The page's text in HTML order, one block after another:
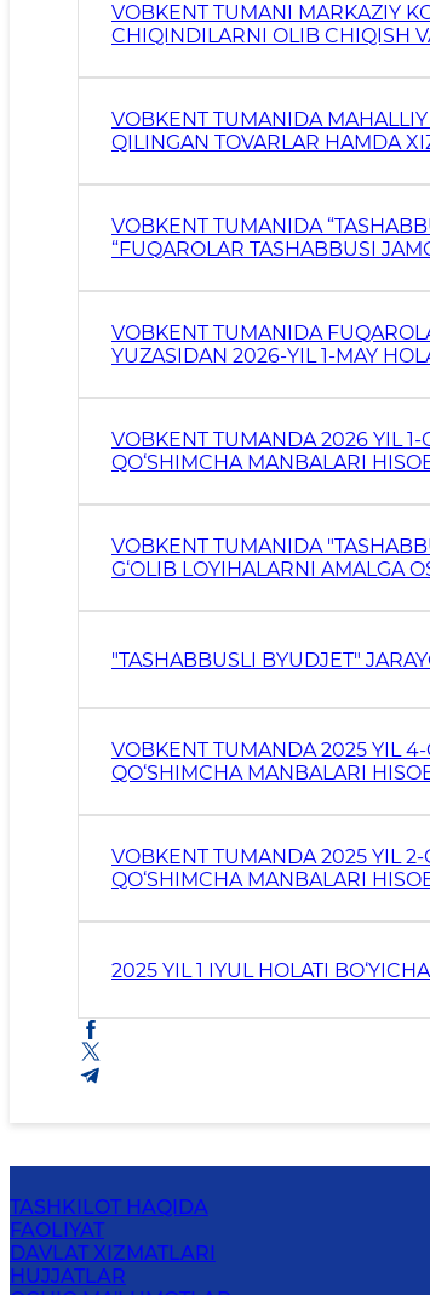
VOBKENT TUMANI MARKAZIY
CHIQINDILARNI OLIB CHIQISH
VOBKENT TUMANIDA
QILINGAN TOVARLAR HAMDA
ISHLARINING MOLIYALA
VOBKENT TUMANIDA
“FUQAROLAR TASHABBUSI
VOBKENT TUMANIDA
YUZASIDAN 2026-YIL 1-MAY
VOBKENT TUMANDA 2026 YIL
QO‘SHIMCHA MANBALARI
SHUNINGDEK QURILIS
VOBKENT TUMANIDA
G‘OLIB LOYIHALARNI AMALGA
"TASHABBUSLI BYUDJET"
VOBKENT TUMANDA 2025 YIL
QO‘SHIMCHA MANBALARI
SHUNINGDEK QURILIS
VOBKENT TUMANDA 2025 YIL
QO‘SHIMCHA MANBALARI
SHUNINGDEK QURILIS
2025 YIL 1 IYUL HOLATI
TASHKILOT HAQIDA
FAOLIYAT
DAVLAT XIZMATLARI
HUJJATLAR